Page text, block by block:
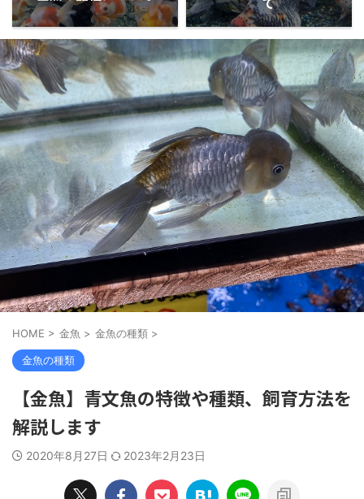
HOME > 金魚 > 金魚の種類 >
金魚の種類
【金魚】青文魚の特徴や種類、飼育方法を
解説します
2020年8月27日 2023年2月23日